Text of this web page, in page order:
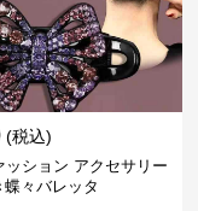
(税込)
ッション アクセサリー
蝶々バレッタ